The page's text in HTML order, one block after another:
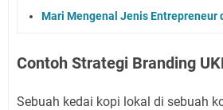
Mari Mengenal Jenis Entrepreneur
Contoh Strategi Branding
Sebuah kedai kopi lokal di sebuah